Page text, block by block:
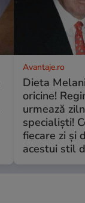
Avantaje.ro
Dieta
oricine!
urmează
specialiști!
fiecare zi și
acestui stil